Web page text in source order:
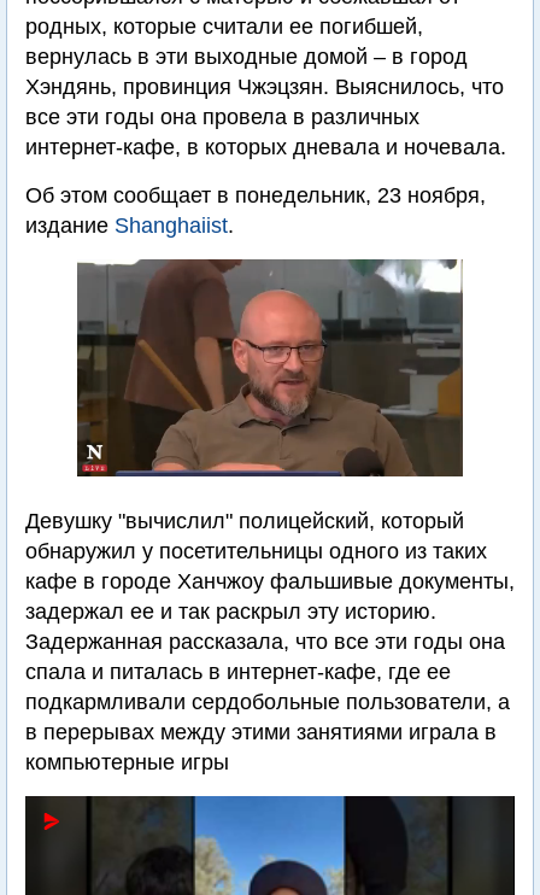
родных, которые считали ее погибшей,
вернулась в эти выходные домой – в город
Хэндянь, провинция Чжэцзян. Выяснилось, что
все эти годы она провела в различных
интернет-кафе, в которых дневала и ночевала.
Об этом сообщает в понедельник, 23 ноября,
издание Shanghaiist.
Девушку "вычислил" полицейский, который
обнаружил у посетительницы одного из таких
кафе в городе Ханчжоу фальшивые документы,
задержал ее и так раскрыл эту историю.
Задержанная рассказала, что все эти годы она
спала и питалась в интернет-кафе, где ее
подкармливали сердобольные пользователи, а
в перерывах между этими занятиями играла в
компьютерные игры